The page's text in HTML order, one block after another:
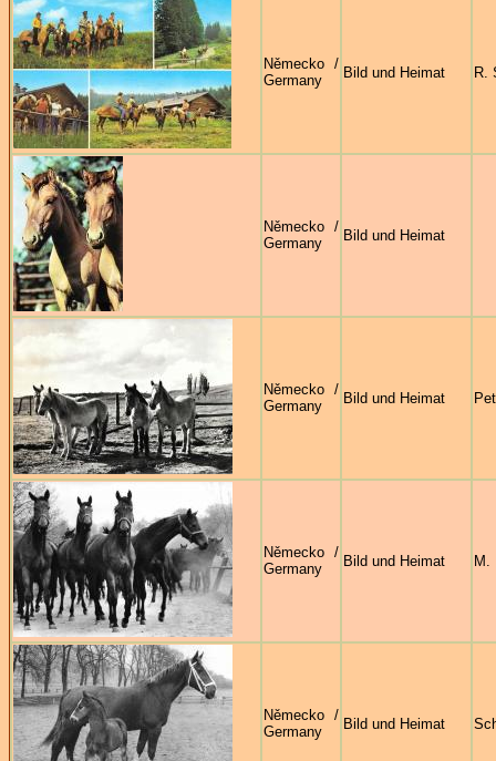
Německo /
Germany
Bild und Heimat R.
Německo /
Germany
Bild und Heimat
Německo /
Germany
Bild und Heimat
Německo /
Germany
Bild und Heimat M.
Německo /
Germany
Bild und Heimat